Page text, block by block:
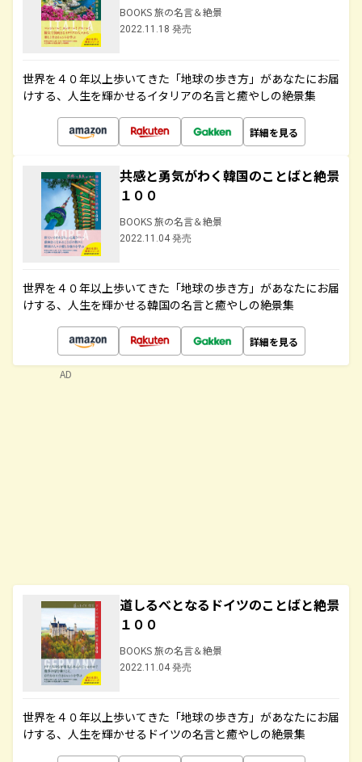
BOOKS 旅の名言＆絶景
2022.11.18 発売
世界を４０年以上歩いてきた「地球の歩き方」があなたにお届
けする、人生を輝かせるイタリアの名言と癒やしの絶景集
詳細を見る
共感と勇気がわく韓国のことばと絶景
１００
BOOKS 旅の名言＆絶景
2022.11.04 発売
世界を４０年以上歩いてきた「地球の歩き方」があなたにお届
けする、人生を輝かせる韓国の名言と癒やしの絶景集
詳細を見る
道しるべとなるドイツのことばと絶景
１００
BOOKS 旅の名言＆絶景
2022.11.04 発売
世界を４０年以上歩いてきた「地球の歩き方」があなたにお届
けする、人生を輝かせるドイツの名言と癒やしの絶景集
AD